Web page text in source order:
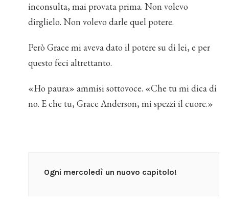
inconsulta, mai provata prima. Non volevo
dirglielo. Non volevo darle quel potere.
Però Grace mi aveva dato il potere su di lei, e per
questo feci altrettanto.
«Ho paura» ammisi sottovoce. «Che tu mi dica di
no. E che tu, Grace Anderson, mi spezzi il cuore.»
Ogni mercoledì un nuovo capitolo!